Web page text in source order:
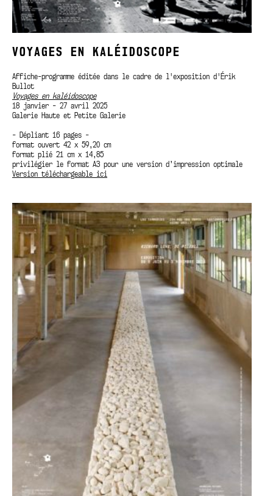
VOYAGES EN KALÉIDOSCOPE
Affiche-programme éditée dans le cadre de l'exposition d'Érik
Bullot
Voyages en kaléidoscope
18 janvier - 27 avril 2025
Galerie Haute et Petite Galerie
- Dépliant 16 pages -
format ouvert 42 x 59,20 cm
format plié 21 cm x 14,85
privilégier le format A3 pour une version d’impression optimale
Version téléchargeable ici